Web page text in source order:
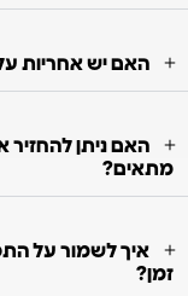
האם יש אחריות
האם ניתן
מתאים?
איך לשמור על
זמן?